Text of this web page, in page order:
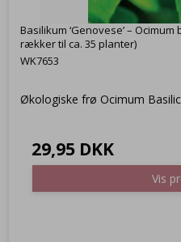
Basilikum ‘Genovese’ –
rækker til ca. 35 planter)
WK7653
Økologiske frø Ocimum
29,95 DKK
Vis